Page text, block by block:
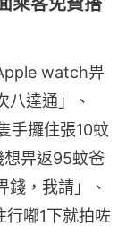
watch畀
八達通」、
手攞住張10蚊
想畀返95蚊爸
錢，我請」、
行嘟1下就拍咗